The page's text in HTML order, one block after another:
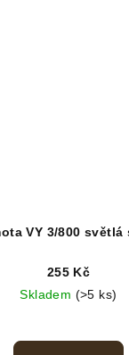
VY 3/800
255 Kč
Skladem (>5 ks)